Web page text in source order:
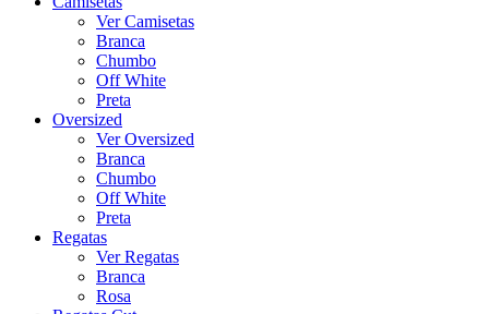
Ver Camisetas
Branca
Chumbo
Off White
Preta
Oversized
Ver Oversized
Branca
Chumbo
Off White
Preta
Regatas
Ver Regatas
Branca
Rosa